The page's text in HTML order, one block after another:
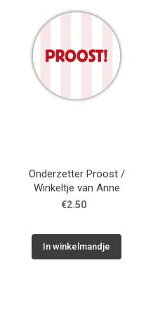
Onderzetter Proost /
Winkeltje van Anne
€2.50
In winkelmandje